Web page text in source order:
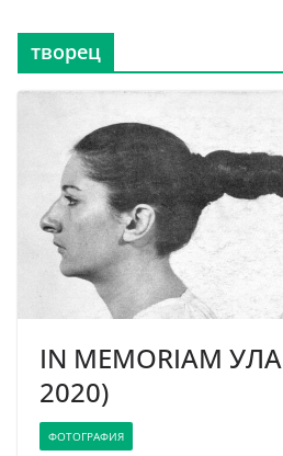
творец
IN MEMORIAM
2020)
ФОТОГРАФИЯ